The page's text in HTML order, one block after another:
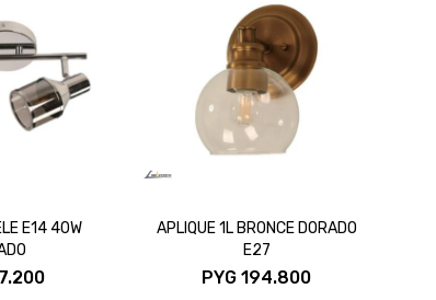
E14 40W
APLIQUE 1L BRONCE DORADO
E27
PYG 194.800